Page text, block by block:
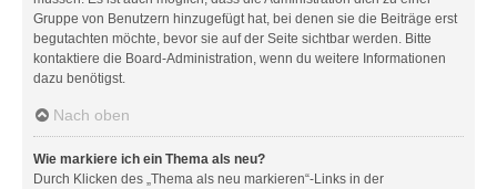
Gruppe von Benutzern hinzugefügt hat, bei denen sie die Beiträge erst
begutachten möchte, bevor sie auf der Seite sichtbar werden. Bitte
kontaktiere die Board-Administration, wenn du weitere Informationen
dazu benötigst.
Nach oben
Wie markiere ich ein Thema als neu?
Durch Klicken des „Thema als neu markieren“-Links in der